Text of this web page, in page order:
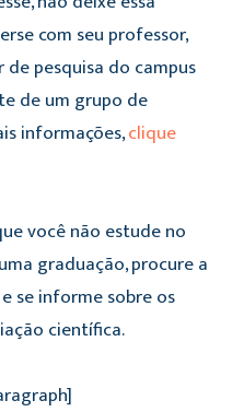
com seu professor,
pesquisa do campus
de um grupo de
informações,clique
você não estude no
graduação, procure a
se informe sobre os
científica.